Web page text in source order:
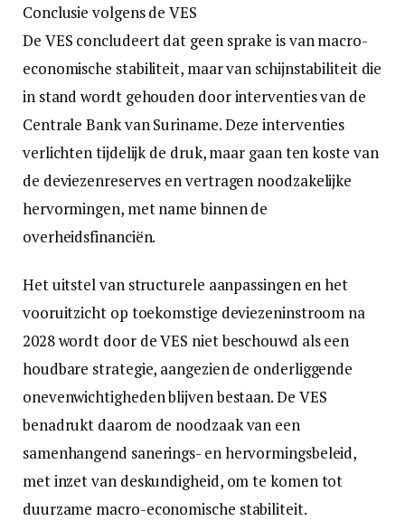
Conclusie volgens de VES
De VES concludeert dat geen sprake is van macro-
economische stabiliteit, maar van schijnstabiliteit die
in stand wordt gehouden door interventies van de
Centrale Bank van Suriname. Deze interventies
verlichten tijdelijk de druk, maar gaan ten koste van
de deviezenreserves en vertragen noodzakelijke
hervormingen, met name binnen de
overheidsfinanciën.
Het uitstel van structurele aanpassingen en het
vooruitzicht op toekomstige deviezeninstroom na
2028 wordt door de VES niet beschouwd als een
houdbare strategie, aangezien de onderliggende
onevenwichtigheden blijven bestaan. De VES
benadrukt daarom de noodzaak van een
samenhangend sanerings- en hervormingsbeleid,
met inzet van deskundigheid, om te komen tot
duurzame macro-economische stabiliteit.